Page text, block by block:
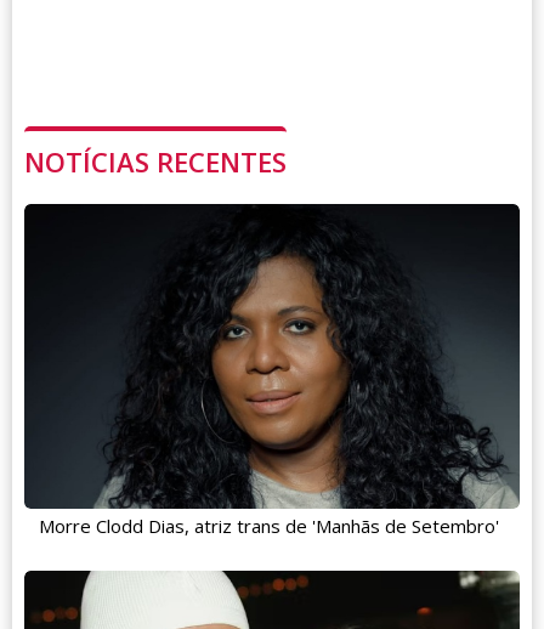
NOTÍCIAS RECENTES
Morre Clodd Dias, atriz trans de 'Manhãs de Setembro'